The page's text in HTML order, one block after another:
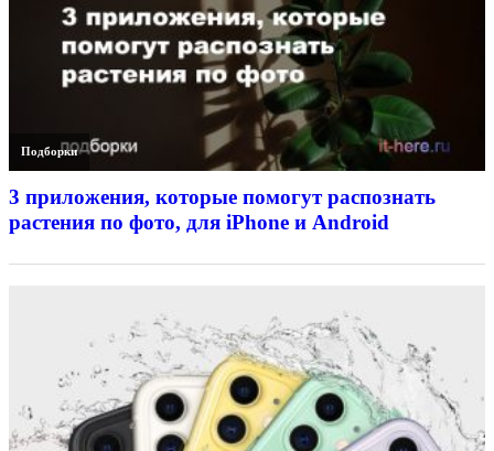
Подборки
3 приложения, которые помогут распознать
растения по фото, для iPhone и Android